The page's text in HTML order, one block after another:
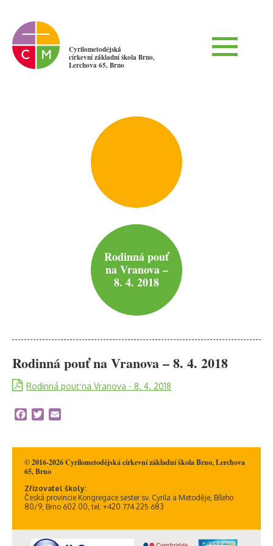
Cyrilometodějská
církevní základní škola Brno,
Lerchova 65, Brno
Rodinná pouť
na Vranova –
8. 4. 2018
Rodinná pouť na Vranova – 8. 4. 2018
Rodinná pouť na Vranova - 8. 4. 2018
Facebook
Twitter
© 2016-2026 Cyrilometodějská církevní základní škola Brno, Lerchova
65, Brno
Zřizovatel školy:
Česká provincie Kongregace sester sv. Cyrila a Metoděje, Bíleho
80/9, Brno 602 00, tel: +420 774 225 683